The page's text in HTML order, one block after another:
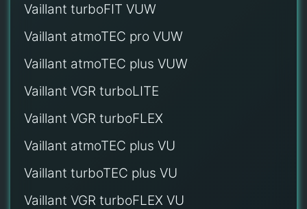
Vaillant turboFIT VUW
Vaillant atmoTEC pro VUW
Vaillant atmoTEC plus VUW
Vaillant VGR turboLITE
Vaillant VGR turboFLEX
Vaillant atmoTEC plus VU
Vaillant turboTEC plus VU
Vaillant VGR turboFLEX VU